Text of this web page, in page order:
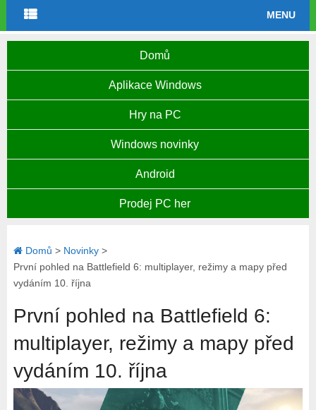
MENU
Domů
Aplikace Windows
Hry na PC
Windows novinky
Android
Prodej PC her
Domů > Novinky>
První pohled na Battlefield 6: multiplayer, režimy a mapy před
vydáním 10. října
První pohled na Battlefield 6:
multiplayer, režimy a mapy před
vydáním 10. října